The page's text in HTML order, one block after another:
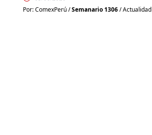
Por: ComexPerú /Semanario 1306/ Actualidad